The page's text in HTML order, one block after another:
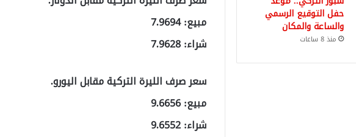
مبيع: 7.9694
شراء: 7.9628
سعر صرف الليرة التركية مقابل اليورو.
مبيع: 9.6656
شراء: 9.6552
حفل التوقيع الرسمي
والساعة والمكان
منذ 8 ساعات